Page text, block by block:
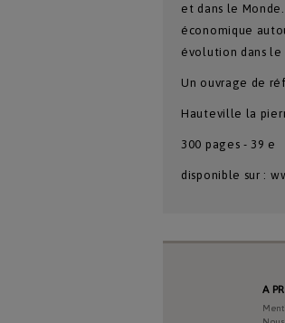
et dans le
économique
évolution dans le
Un ouvrage de
Hauteville la
300 pages - 39 e
disponible sur :
A